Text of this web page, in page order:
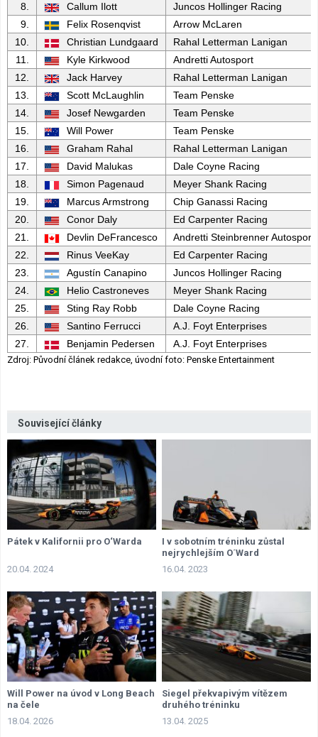
8.
Callum Ilott
Juncos Hollinger Racing
9.
Felix Rosenqvist
Arrow McLaren
10.
Christian Lundgaard
Rahal Letterman Lanigan
11.
Kyle Kirkwood
Andretti Autosport
12.
Jack Harvey
Rahal Letterman Lanigan
13.
Scott McLaughlin
Team Penske
14.
Josef Newgarden
Team Penske
15.
Will Power
Team Penske
16.
Graham Rahal
Rahal Letterman Lanigan
17.
David Malukas
Dale Coyne Racing
18.
Simon Pagenaud
Meyer Shank Racing
19.
Marcus Armstrong
Chip Ganassi Racing
20.
Conor Daly
Ed Carpenter Racing
21.
Devlin DeFrancesco
Andretti Steinbrenner Autosport
22.
Rinus VeeKay
Ed Carpenter Racing
23.
Agustín Canapino
Juncos Hollinger Racing
24.
Helio Castroneves
Meyer Shank Racing
25.
Sting Ray Robb
Dale Coyne Racing
26.
Santino Ferrucci
A.J. Foyt Enterprises
27.
Benjamin Pedersen A.J. Foyt Enterprises
Zdroj: Původní článek redakce, úvodní foto: Penske Entertainment
Související články
Pátek v Kalifornii pro O‘Warda
20.04. 2024
I v sobotním tréninku zůstal
nejrychlejším O´Ward
16.04. 2023
Will Power na úvod v Long Beach
na čele
18.04. 2026
Siegel překvapivým vítězem
druhého tréninku
13.04. 2025